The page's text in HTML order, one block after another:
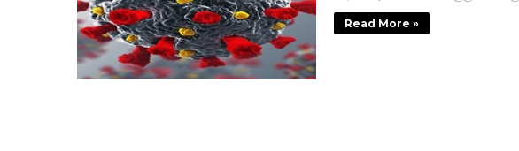
Read More »